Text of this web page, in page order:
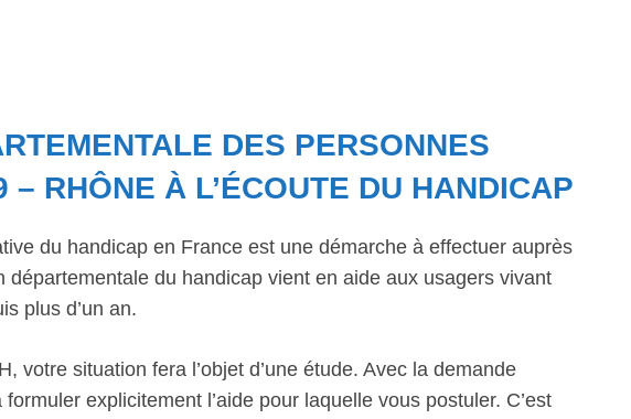
DES PERSONNES
– RHÔNE À L’ÉCOUTE DU HANDICAP
du handicap en France est une démarche à effectuer auprès
départementale du handicap vient en aide aux usagers vivant
plus d’un an.
votre situation fera l’objet d’une étude. Avec la demande
explicitement l’aide pour laquelle vous postuler. C’est